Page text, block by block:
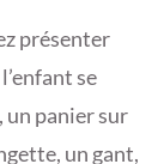
présenter
se
un panier sur
un gant,